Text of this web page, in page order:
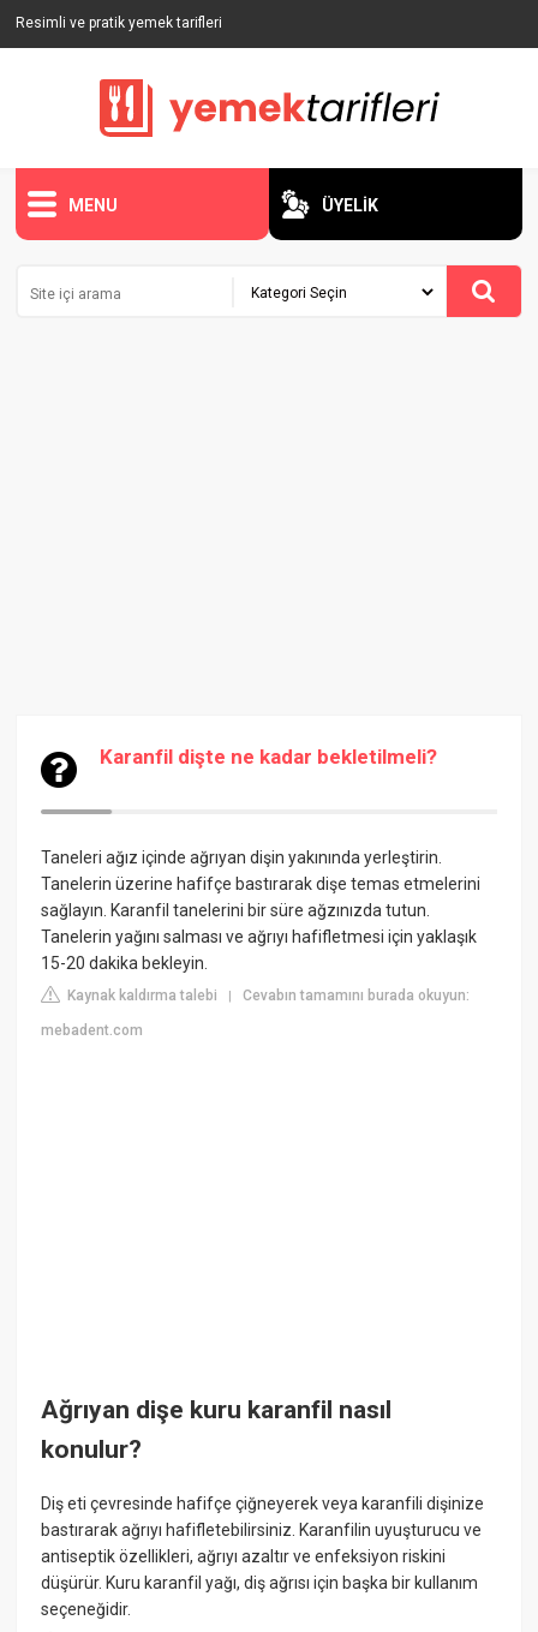
Resimli ve pratik yemek tarifleri
MENU ÜYELİK
Karanfil dişte ne kadar bekletilmeli?
Taneleri ağız içinde ağrıyan dişin yakınında yerleştirin.
Tanelerin üzerine hafifçe bastırarak dişe temas etmelerini
sağlayın. Karanfil tanelerini bir süre ağzınızda tutun.
Tanelerin yağını salması ve ağrıyı hafifletmesi için yaklaşık
15-20 dakika bekleyin.
Kaynak kaldırma talebi |Cevabın tamamını burada okuyun:
mebadent.com
Ağrıyan dişe kuru karanfil nasıl
konulur?
Diş eti çevresinde hafifçe çiğneyerek veya karanfili dişinize
bastırarak ağrıyı hafifletebilirsiniz. Karanfilin uyuşturucu ve
antiseptik özellikleri, ağrıyı azaltır ve enfeksiyon riskini
düşürür. Kuru karanfil yağı, diş ağrısı için başka bir kullanım
seçeneğidir.